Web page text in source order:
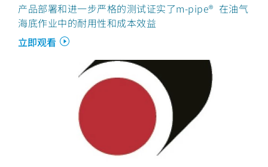
产品部署和进一步严格的测试证实了m-pipe® 在油气
海底作业中的耐用性和成本效益
立即观看